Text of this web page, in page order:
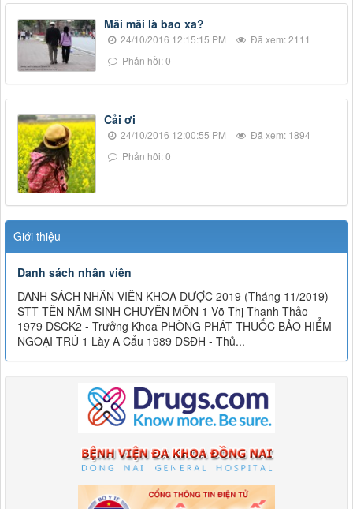
Mãi mãi là bao xa?
24/10/2016 12:15:15 PM
Đã xem: 2111
Phản hồi: 0
Cải ơi
24/10/2016 12:00:55 PM
Đã xem: 1894
Phản hồi: 0
Giới thiệu
Danh sách nhân viên
DANH SÁCH NHÂN VIÊN KHOA DƯỢC 2019 (Tháng 11/2019)
STT TÊN NĂM SINH CHUYÊN MÔN 1 Võ Thị Thanh Thảo
1979 DSCK2 - Trưởng Khoa PHÒNG PHÁT THUỐC BẢO HIỂM
NGOẠI TRÚ 1 Lày A Cẩu 1989 DSĐH - Thủ...